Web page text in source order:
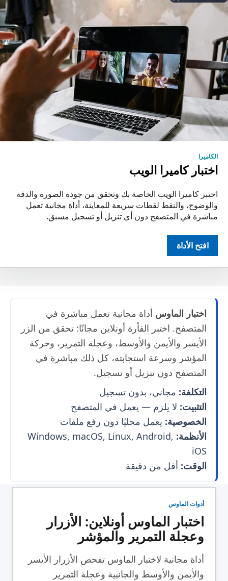
الكاميرا
اختبار كاميرا الويب
اختبر كاميرا الويب الخاصة بك وتحقق من جودة الصورة والدقة
والوضوح، والتقط لقطات سريعة للمعاينة، أداة مجانية تعمل
مباشرة في المتصفح دون أي تنزيل أو تسجيل مسبق.
افتح الأداة
اختبار الماوس أداة مجانية تعمل مباشرة في
المتصفح. اختبر الفأرة أونلاين مجانًا: تحقق من الزر
الأيسر والأيمن والأوسط، وعجلة التمرير، وحركة
المؤشر وسرعة استجابته، كل ذلك مباشرة في
المتصفح دون تنزيل أو تسجيل.
التكلفة: مجاني، بدون تسجيل
التثبيت: لا يلزم — يعمل في المتصفح
الخصوصية: يعمل محليًا دون رفع ملفات
الأنظمة: Windows, macOS, Linux, Android,
iOS
الوقت: أقل من دقيقة
أدوات الماوس
اختبار الماوس أونلاين: الأزرار
وعجلة التمرير والمؤشر
أداة مجانية لاختبار الماوس تفحص الأزرار الأيسر
والأيمن والأوسط والجانبية وعجلة التمرير